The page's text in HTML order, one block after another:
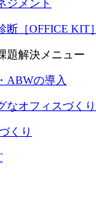
ジメント
断［OFFICE KIT］
題解決メニュー
ABWの導入
なオフィスづくり
くり